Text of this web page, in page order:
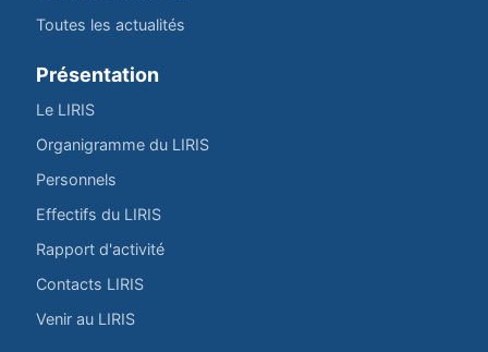
Toutes les actualités
Présentation
Le LIRIS
Organigramme du LIRIS
Personnels
Effectifs du LIRIS
Rapport d'activité
Contacts LIRIS
Venir au LIRIS